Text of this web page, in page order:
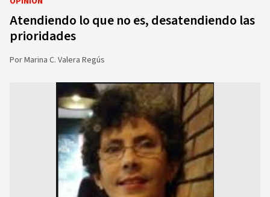
Atendiendo lo que no es, desatendiendo las
prioridades
PorMarina C. Valera Regús